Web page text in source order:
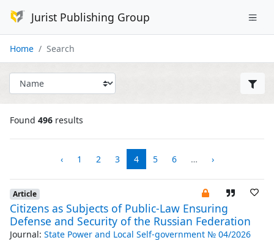
Jurist Publishing Group
Home Search
Found 496 results
‹ 1 2 3 4 5 6 … ›
Article
Citizens as Subjects of Public-Law Ensuring
Defense and Security of the Russian Federation
Journal: State Power and Local Self-government № 04/2026